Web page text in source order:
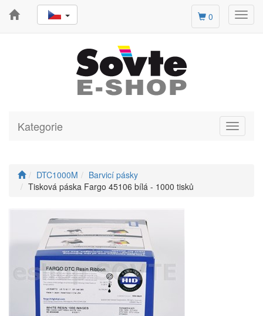
0
Toggle
Kategorie
DTC1000M
Barvicí pásky
Tisková páska Fargo 45106 bílá - 1000 tisků